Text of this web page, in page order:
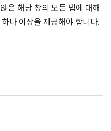
은 해당 창의 모든 탭에 대해
하나 이상을 제공해야 합니다.